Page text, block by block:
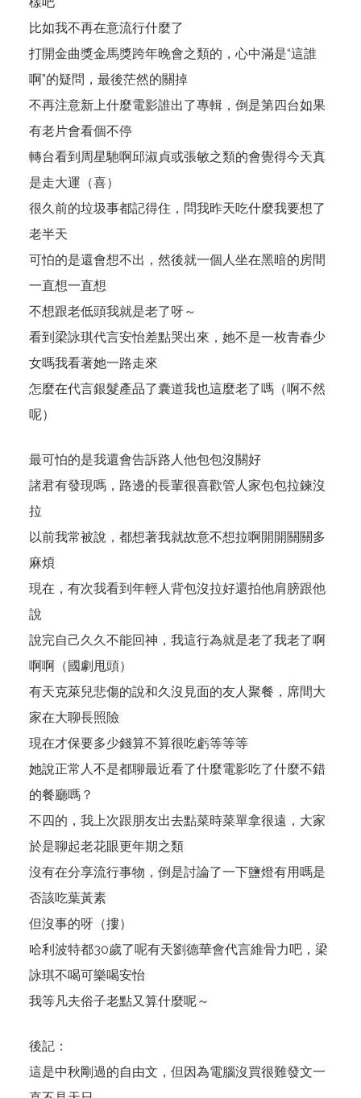
比如我不再在意流行什麼了
打開金曲獎金馬獎跨年晚會之類的，心中滿是“這誰
啊”的疑問，最後茫然的關掉
不再注意新上什麼電影誰出了專輯，倒是第四台如果
有老片會看個不停
轉台看到周星馳啊邱淑貞或張敏之類的會覺得今天真
是走大運（喜）
很久前的垃圾事都記得住，問我昨天吃什麼我要想了
老半天
可怕的是還會想不出，然後就一個人坐在黑暗的房間
一直想一直想
不想跟老低頭我就是老了呀～
看到梁詠琪代言安怡差點哭出來，她不是一枚青春少
女嗎我看著她一路走來
怎麼在代言銀髮產品了囊道我也這麼老了嗎（啊不然
呢）
最可怕的是我還會告訴路人他包包沒關好
諸君有發現嗎，路邊的長輩很喜歡管人家包包拉鍊沒
拉
以前我常被說，都想著我就故意不想拉啊開開關關多
麻煩
現在，有次我看到年輕人背包沒拉好還拍他肩膀跟他
說
說完自己久久不能回神，我這行為就是老了我老了啊
啊啊（國劇甩頭）
有天克萊兒悲傷的說和久沒見面的友人聚餐，席間大
家在大聊長照險
現在才保要多少錢算不算很吃虧等等等
她說正常人不是都聊最近看了什麼電影吃了什麼不錯
的餐廳嗎？
不四的，我上次跟朋友出去點菜時菜單拿很遠，大家
於是聊起老花眼更年期之類
沒有在分享流行事物，倒是討論了一下鹽燈有用嗎是
否該吃葉黃素
但沒事的呀（摟）
哈利波特都30歲了呢有天劉德華會代言維骨力吧，梁
詠琪不喝可樂喝安怡
我等凡夫俗子老點又算什麼呢～
後記：
這是中秋剛過的自由文，但因為電腦沒買很難發文一